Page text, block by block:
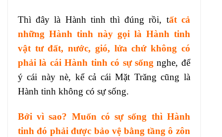
Thì đây là Hành tinh thì đúng rồi, tất cả
những Hành tinh này gọi là Hành tinh
vật tư đất, nước, gió, lửa chứ không có
phải là cái Hành tinh có sự sống nghe, để
ý cái này nè, kể cả cái Mặt Trăng cũng là
Hành tinh không có sự sống.
Bởi vì sao? Muốn có sự sống thì Hành
tinh đó phải được bảo vệ bằng tầng ô zôn